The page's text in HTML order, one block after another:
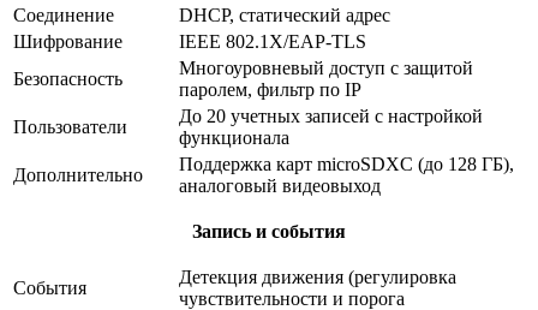
Соединение
DHCP, статический адрес
Шифрование
IEEE 802.1X/EAP-TLS
Безопасность
Многоуровневый доступ с защитой
паролем, фильтр по IP
Пользователи
До 20 учетных записей с настройкой
функционала
Дополнительно
Поддержка карт microSDXC (до 128 ГБ),
аналоговый видеовыход
Запись и события
События
Детекция движения (регулировка
чувствительности и порога